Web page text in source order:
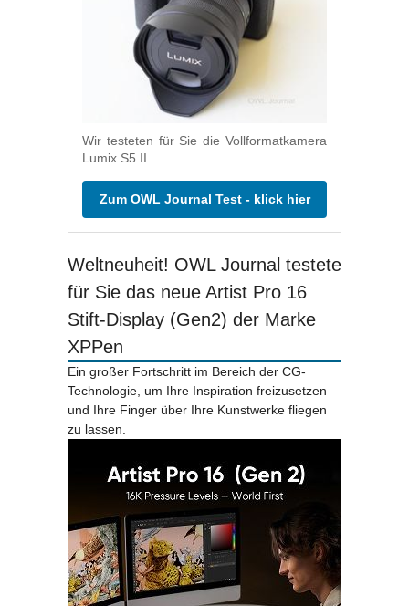
Wir testeten für Sie die Vollformatkamera
Lumix S5 II.
Zum OWL Journal Test - klick hier
Weltneuheit! OWL Journal testete
für Sie das neue Artist Pro 16
Stift-Display (Gen2) der Marke
XPPen
Ein großer Fortschritt im Bereich der CG-
Technologie, um Ihre Inspiration freizusetzen
und Ihre Finger über Ihre Kunstwerke fliegen
zu lassen.